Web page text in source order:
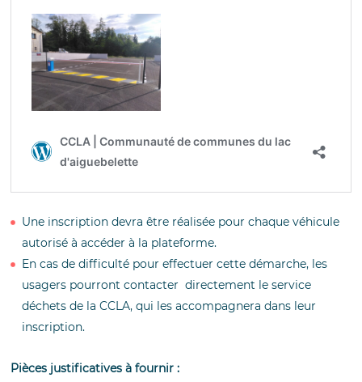
Une inscription devra être réalisée pour chaque véhicule
autorisé à accéder à la plateforme.
En cas de difficulté pour effectuer cette démarche, les
usagers pourront contacter directement le service
déchets de la CCLA, qui les accompagnera dans leur
inscription.
Pièces justificatives à fournir :